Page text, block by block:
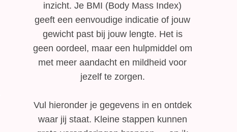
inzicht. Je BMI (Body Mass Index)
geeft een eenvoudige indicatie of jouw
gewicht past bij jouw lengte. Het is
geen oordeel, maar een hulpmiddel om
met meer aandacht en mildheid voor
jezelf te zorgen.
Vul hieronder je gegevens in en ontdek
waar jij staat. Kleine stappen kunnen